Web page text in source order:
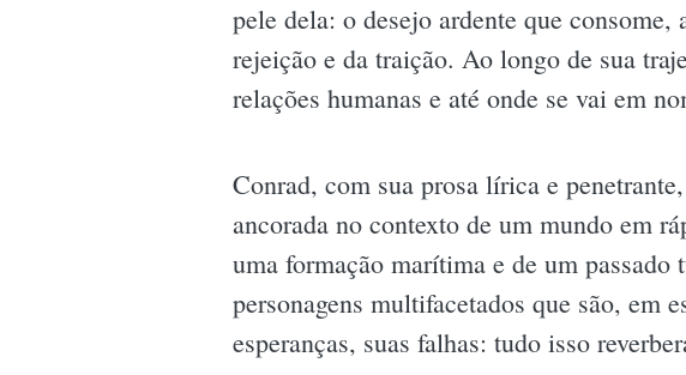
pele dela: o desejo ardente que
rejeição e da traição. Ao longo de sua
relações humanas e até onde se vai em
Conrad, com sua prosa lírica e
ancorada no contexto de um mundo em
uma formação marítima e de um
personagens multifacetados que são, em
esperanças, suas falhas: tudo isso